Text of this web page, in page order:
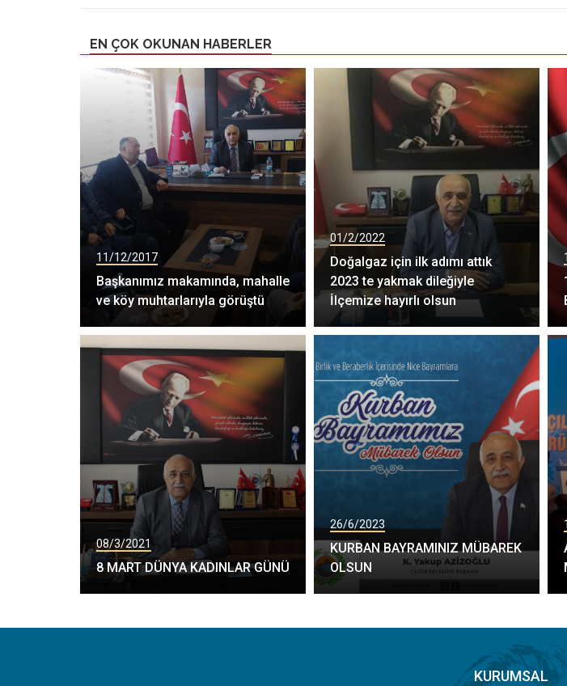
EN ÇOK OKUNAN HABERLER
11/12/2017
Başkanımız makamında, mahalle
ve köy muhtarlarıyla görüştü
01/2/2022
Doğalgaz için ilk adımı attık
2023 te yakmak dileğiyle
İlçemize hayırlı olsun
08/3/2021
8 MART DÜNYA KADINLAR GÜNÜ
26/6/2023
KURBAN BAYRAMINIZ MÜBAREK
OLSUN
KURUMSAL